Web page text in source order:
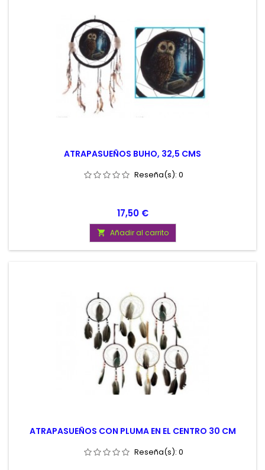
ATRAPASUEÑOS BUHO, 32,5 CMS
Reseña(s): 0
Precio
17,50 €
 Añadir al carrito
ATRAPASUEÑOS CON PLUMA EN EL CENTRO 30 CM
Reseña(s): 0